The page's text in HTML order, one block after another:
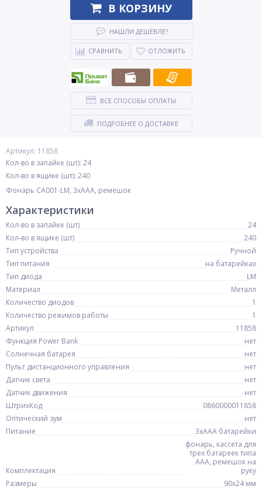
Артикул: 11858
Кол-во в запайке (шт): 24
Кол-во в ящике (шт): 240
Фонарь CA001-LM, 3xAAA, ремешок
В КОРЗИНУ
НАШЛИ ДЕШЕВЛЕ?
СРАВНИТЬ ОТЛОЖИТЬ
ВСЕ СПОСОБЫ ОПЛАТЫ
ПОДРОБНЕЕ О ДОСТАВКЕ
Характеристики
Кол-во в запайке (шт)
24
Кол-во в ящике (шт)
240
Тип устройства
Ручной
Тип питания
на батарейках
Тип диода
LM
Материал
Металл
Количество диодов
1
Количество режимов работы
1
Артикул
11858
Функция Power Bank
нет
Солнечная батарея
нет
Пульт дистанционного управления
нет
Датчик света
нет
Датчик движения
нет
ШтрихКод
0860000011858
Оптический зум
нет
Питание
3xAAA батарейки
Комплектация
фонарь, кассета для
трех батареек типа
AAA, ремешок на
руку
Размеры
90х24 мм